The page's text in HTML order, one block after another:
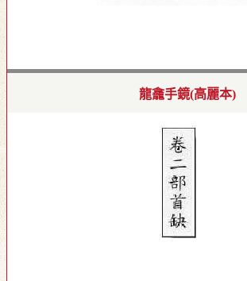
龍龕手鏡(高麗本)